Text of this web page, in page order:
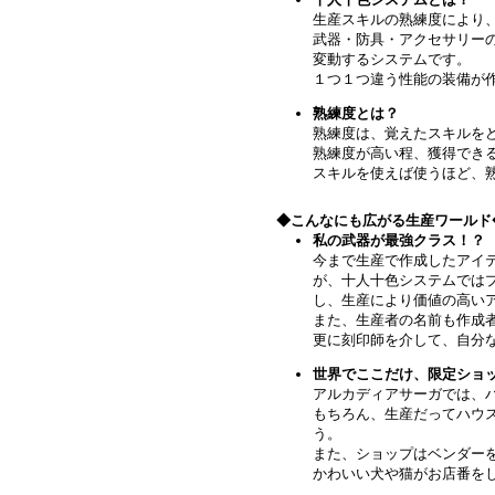
生産スキルの熟練度により
武器・防具・アクセサリー
変動するシステムです。
１つ１つ違う性能の装備が
熟練度とは？
熟練度は、覚えたスキルを
熟練度が高い程、獲得でき
スキルを使えば使うほど、
◆こんなにも広がる生産ワール
私の武器が最強クラス！？
今まで生産で作成したアイ
が、十人十色システムでは
し、生産により価値の高い
また、生産者の名前も作成
更に刻印師を介して、自分
世界でここだけ、限定ショ
アルカディアサーガでは、
もちろん、生産だってハウ
う。
また、ショップはベンダー
かわいい犬や猫がお店番を